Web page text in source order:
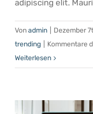
adipiscing elit.
Vonadmin Dezember
trending
Kommentare
Weiterlesen